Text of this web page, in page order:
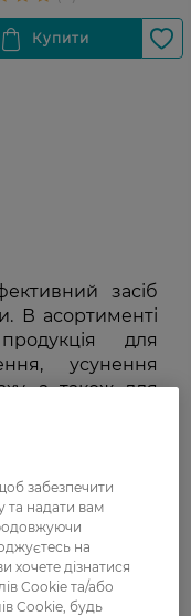
засіб
В асортименті
для
усунення
а також для
не містять
за зубами та
забезпечити
та надати вам
на
хочете дізнатися
Cookie та/або
Cookie, будь